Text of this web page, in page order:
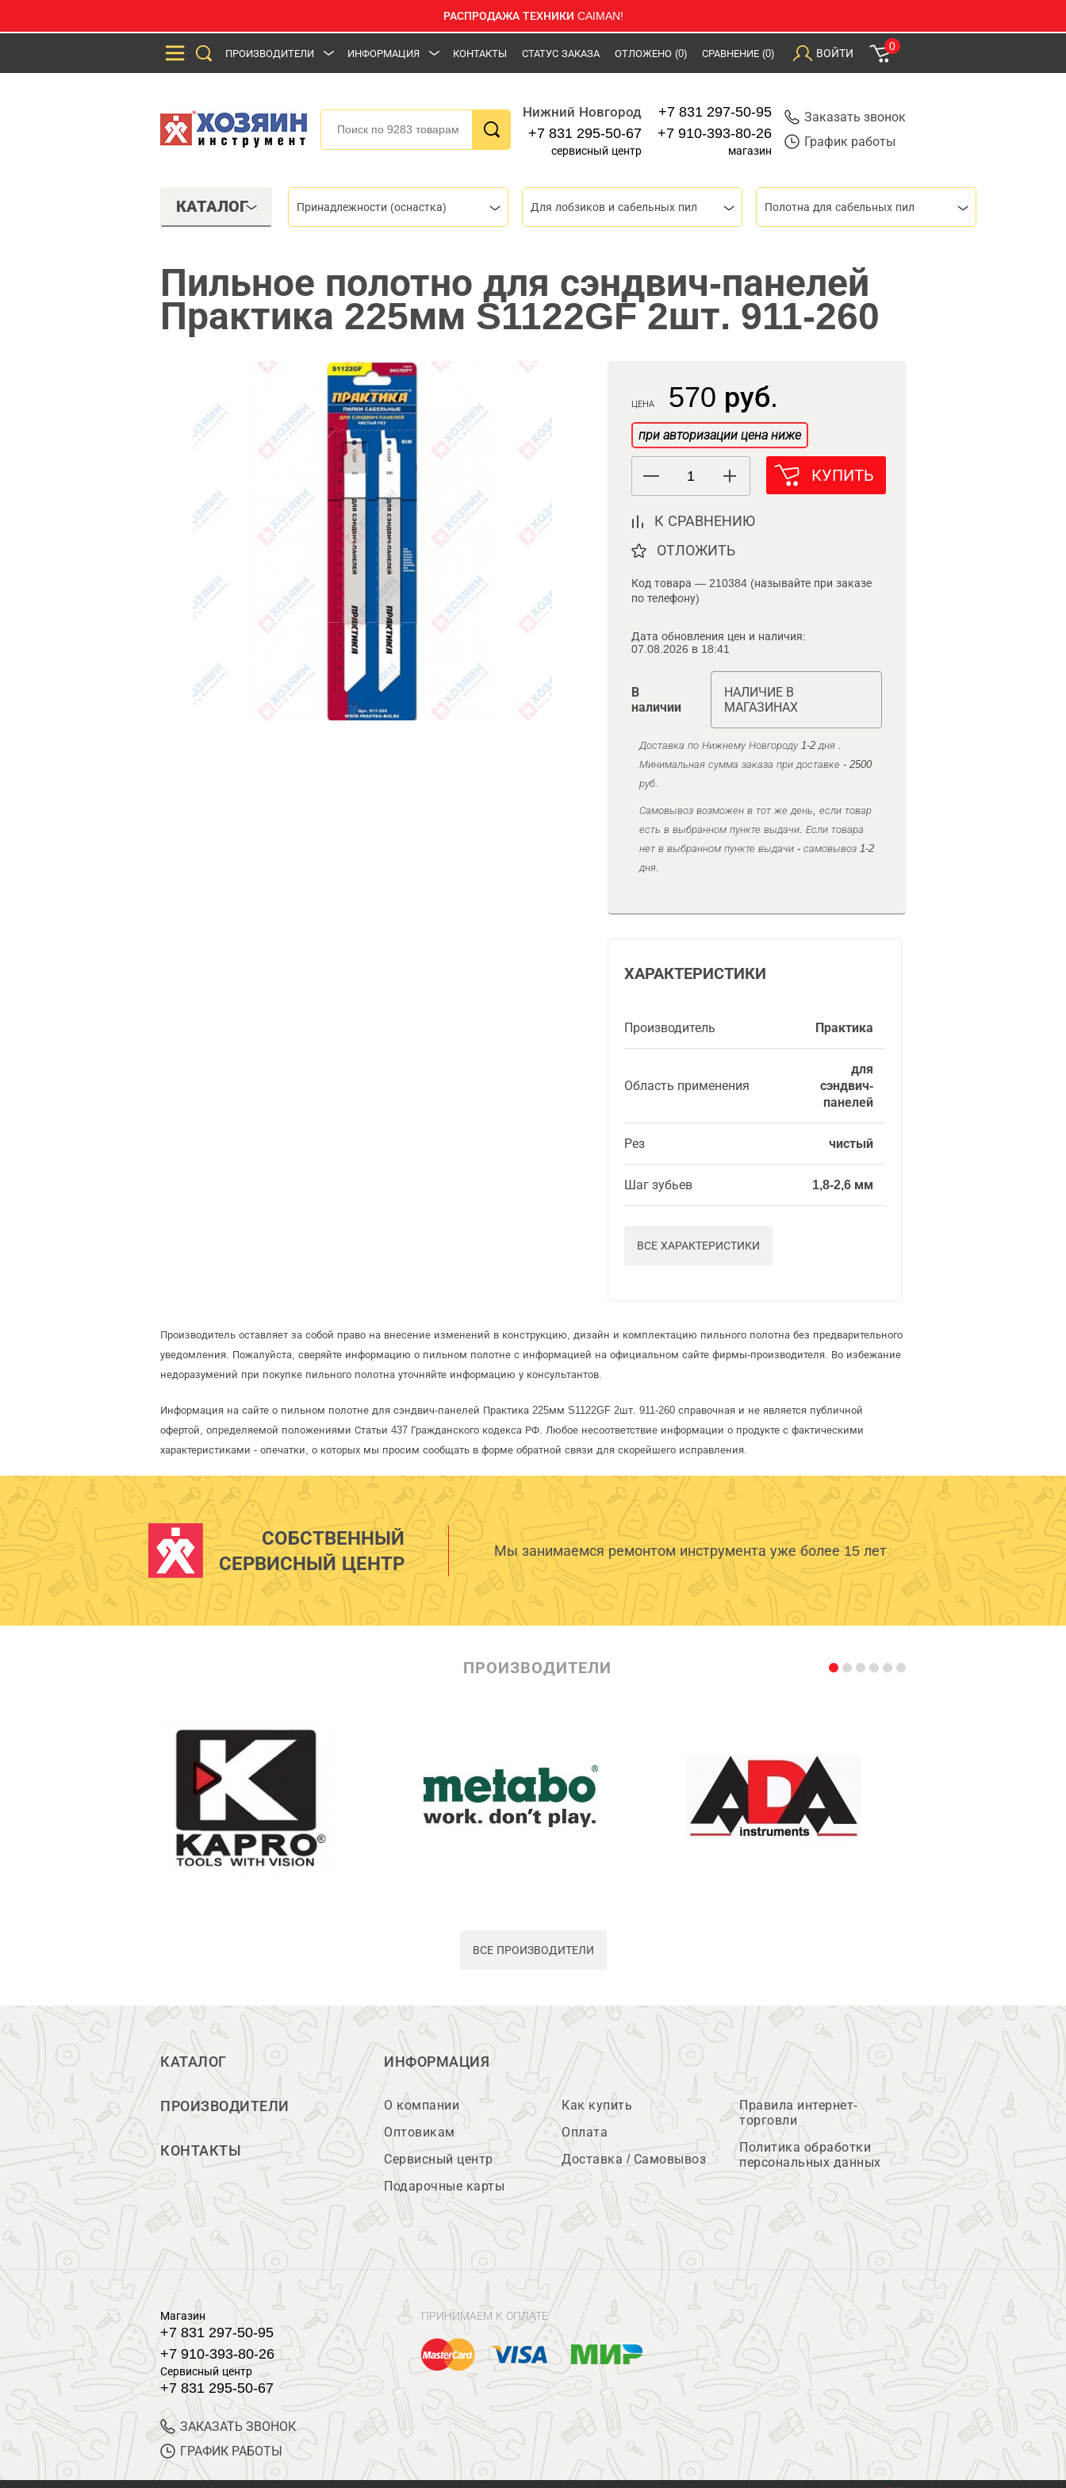
РАСПРОДАЖА ТЕХНИКИ CAIMAN!
ПРОИЗВОДИТЕЛИ ИНФОРМАЦИЯ КОНТАКТЫ СТАТУС ЗАКАЗА ОТЛОЖЕНО (0) СРАВНЕНИЕ (0) ВОЙТИ
0
Нижний Новгород
+7 831 295-50-67
сервисный центр
+7 831 297-50-95
+7 910-393-80-26
магазин
Заказать звонок
График работы
КАТАЛОГ Принадлежности (оснастка) Для лобзиков и сабельных пил Полотна для сабельных пил
Пильное полотно для сэндвич-панелей
Практика 225мм S1122GF 2шт. 911-260
ЦЕНА 570 руб.
при авторизации цена ниже
КУПИТЬ
К СРАВНЕНИЮ
ОТЛОЖИТЬ
Код товара — 210384 (называйте при заказе
по телефону)
Дата обновления цен и наличия:
07.08.2026 в 18:41
В
наличии
НАЛИЧИЕ В
МАГАЗИНАХ
Доставка по Нижнему Новгороду 1-2 дня .
Минимальная сумма заказа при доставке - 2500
руб.
Самовывоз возможен в тот же день, если товар
есть в выбранном пункте выдачи. Если товара
нет в выбранном пункте выдачи - самовывоз 1-2
дня.
ХАРАКТЕРИСТИКИ
Производитель Практика
Область применения
для
сэндвич-
панелей
Рез чистый
Шаг зубьев 1,8-2,6 мм
ВСЕ ХАРАКТЕРИСТИКИ
Производитель оставляет за собой право на внесение изменений в конструкцию, дизайн и комплектацию пильного полотна без предварительного
уведомления. Пожалуйста, сверяйте информацию о пильном полотне с информацией на официальном сайте фирмы-производителя. Во избежание
недоразумений при покупке пильного полотна уточняйте информацию у консультантов.
Информация на сайте о пильном полотне для сэндвич-панелей Практика 225мм S1122GF 2шт. 911-260 справочная и не является публичной
офертой, определяемой положениями Статьи 437 Гражданского кодекса РФ. Любое несоответствие информации о продукте с фактическими
характеристиками - опечатки, о которых мы просим сообщать в форме обратной связи для скорейшего исправления.
СОБСТВЕННЫЙ
СЕРВИСНЫЙ ЦЕНТР
Мы занимаемся ремонтом инструмента уже более 15 лет
ПРОИЗВОДИТЕЛИ
ВСЕ ПРОИЗВОДИТЕЛИ
КАТАЛОГ
ПРОИЗВОДИТЕЛИ
КОНТАКТЫ
ИНФОРМАЦИЯ
О компании
Оптовикам
Сервисный центр
Подарочные карты
Как купить
Оплата
Доставка / Самовывоз
Правила интернет-
торговли
Политика обработки
персональных данных
Магазин
+7 831 297-50-95
+7 910-393-80-26
Сервисный центр
+7 831 295-50-67
ЗАКАЗАТЬ ЗВОНОК
ГРАФИК РАБОТЫ
ПРИНИМАЕМ К ОПЛАТЕ